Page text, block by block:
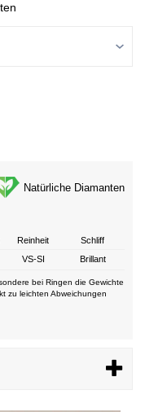
Natürliche Diamanten
Reinheit
Schliff
VS-SI Brillant
bei Ringen die Gewichte
zu leichten Abweichungen